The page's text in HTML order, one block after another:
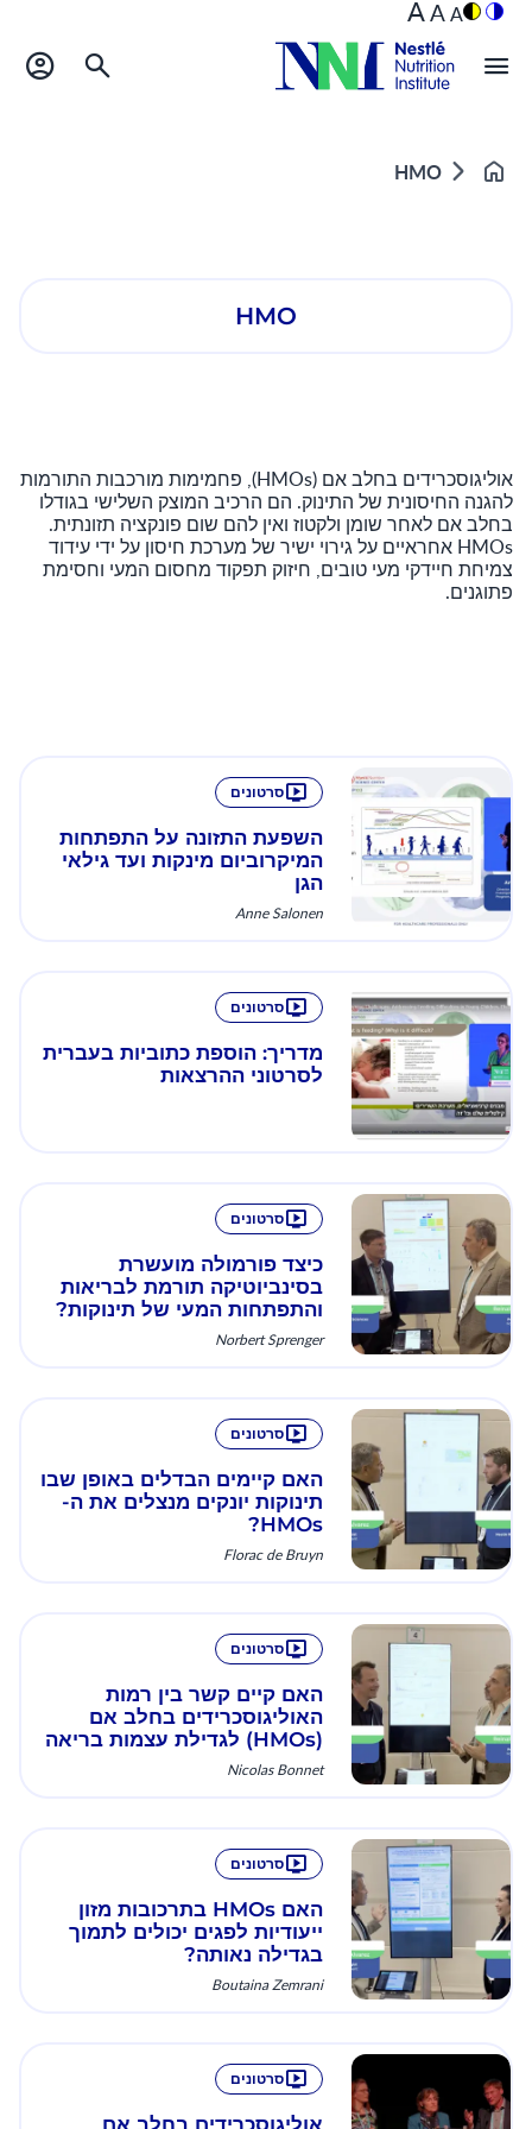
A
A
A
Home
HMO
HMO
אוליגוסכרידים בחלב אם (HMOs), פחמימות מורכבות התורמות
להגנה החיסונית של התינוק. הם הרכיב המוצק השלישי בגודלו
בחלב אם לאחר שומן ולקטוז ואין להם שום פונקציה תזונתית.
HMOs אחראיים על גירוי ישיר של מערכת חיסון על ידי עידוד
צמיחת חיידקי מעי טובים, חיזוק תפקוד מחסום המעי וחסימת
פתוגנים.
סרטונים
השפעת התזונה על התפתחות
המיקרוביום מינקות ועד גילאי
הגן
Anne Salonen
סרטונים
מדריך: הוספת כתוביות בעברית
לסרטוני ההרצאות
סרטונים
כיצד פורמולה מועשרת
בסינביוטיקה תורמת לבריאות
והתפתחות המעי של תינוקות?
Norbert Sprenger
סרטונים
האם קיימים הבדלים באופן שבו
תינוקות יונקים מנצלים את ה-
HMOs?
Florac de Bruyn
סרטונים
האם קיים קשר בין רמות
האוליגוסכרידים בחלב אם
(HMOs) לגדילת עצמות בריאה
בינקות?
Nicolas Bonnet
סרטונים
האם HMOs בתרכובות מזון
ייעודיות לפגים יכולים לתמוך
בגדילה נאותה?
Boutaina Zemrani
סרטונים